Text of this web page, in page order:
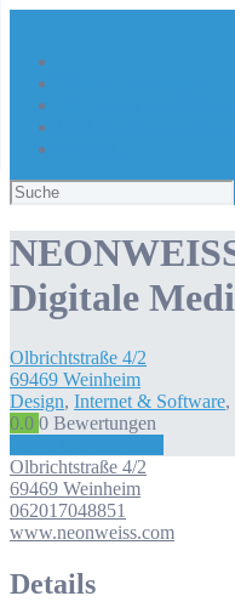
Suchen
nach:
Digitale
Olbrichtstraße 4/2
69469 Weinheim
Design, Internet & Software,
0.0 0 Bewertungen
Olbrichtstraße 4/2
69469 Weinheim
062017048851
www.neonweiss.com
Details